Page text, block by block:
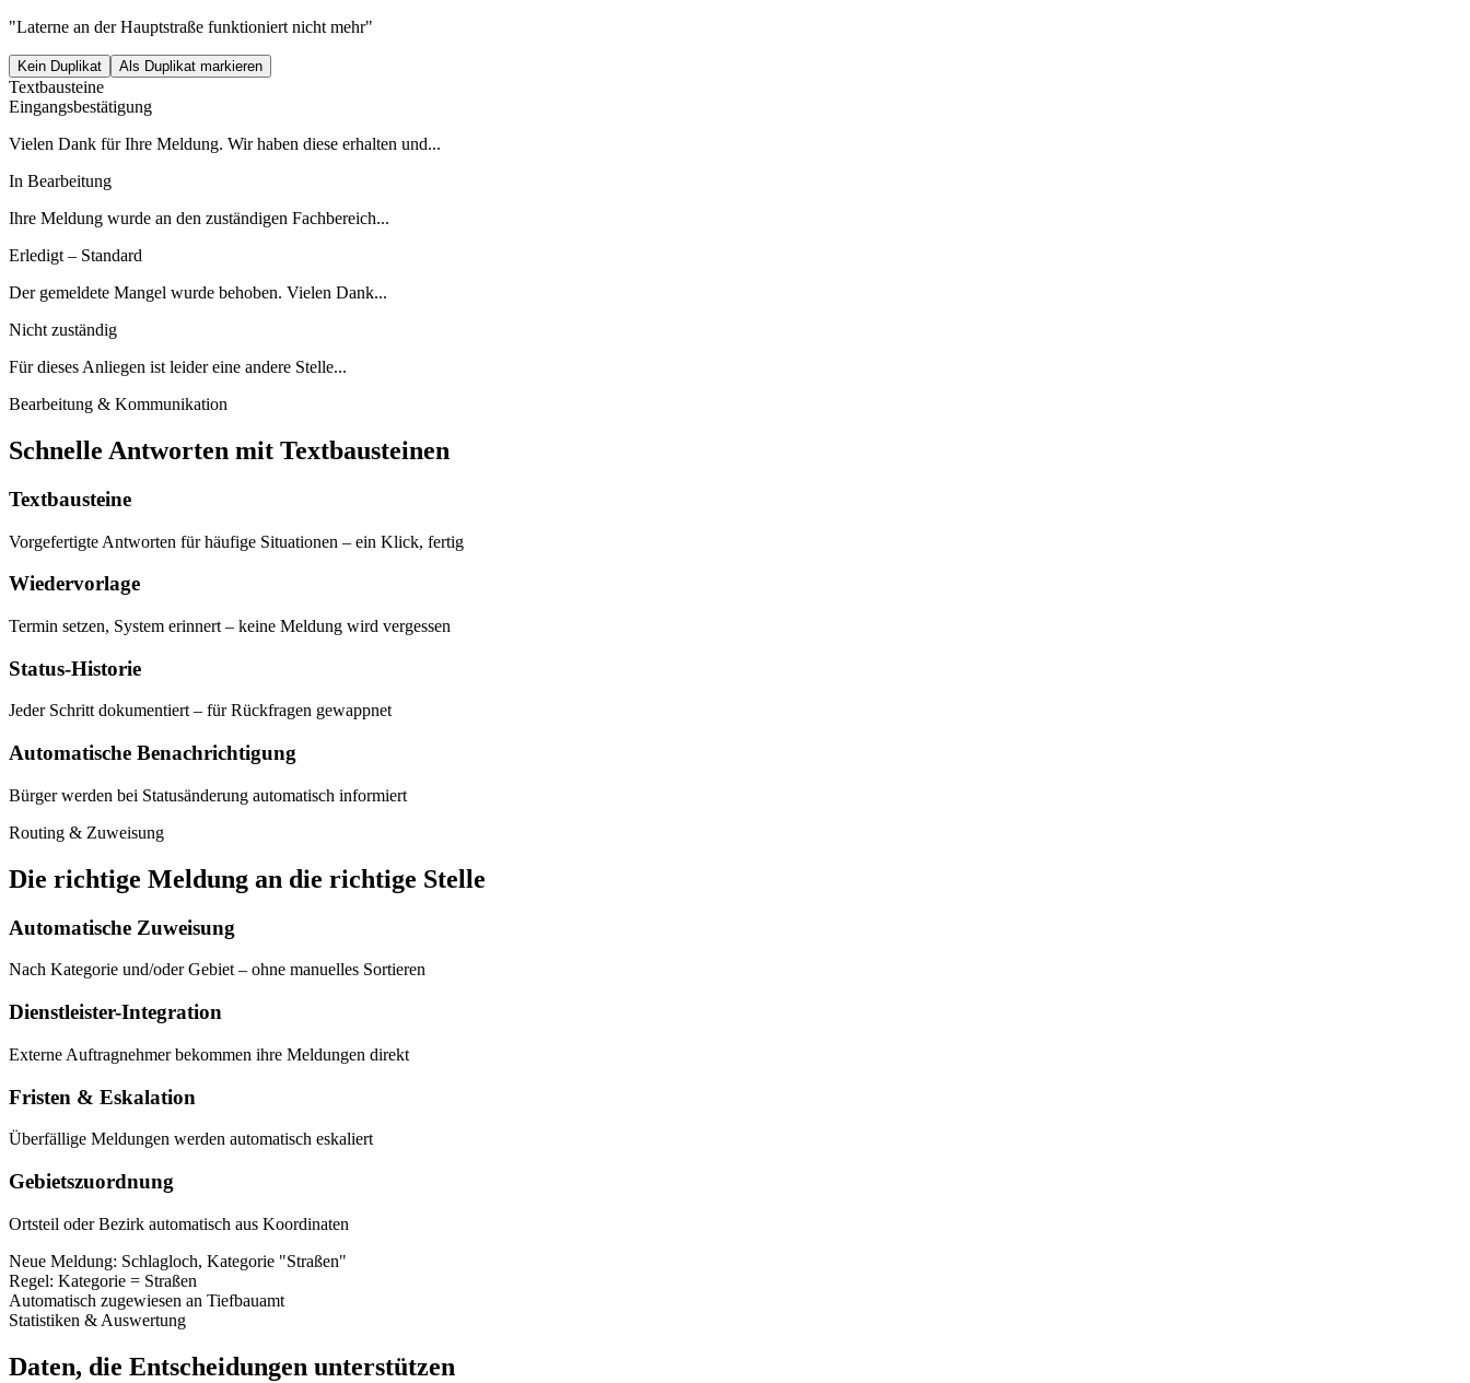
"Laterne an der Hauptstraße funktioniert nicht mehr"
Kein Duplikat Als Duplikat markieren
Textbausteine
Eingangsbestätigung
Vielen Dank für Ihre Meldung. Wir haben diese erhalten und...
In Bearbeitung
Ihre Meldung wurde an den zuständigen Fachbereich...
Erledigt – Standard
Der gemeldete Mangel wurde behoben. Vielen Dank...
Nicht zuständig
Für dieses Anliegen ist leider eine andere Stelle...
Bearbeitung & Kommunikation
Schnelle Antworten mit Textbausteinen
Textbausteine
Vorgefertigte Antworten für häufige Situationen – ein Klick, fertig
Wiedervorlage
Termin setzen, System erinnert – keine Meldung wird vergessen
Status-Historie
Jeder Schritt dokumentiert – für Rückfragen gewappnet
Automatische Benachrichtigung
Bürger werden bei Statusänderung automatisch informiert
Routing & Zuweisung
Die richtige Meldung an die richtige Stelle
Automatische Zuweisung
Nach Kategorie und/oder Gebiet – ohne manuelles Sortieren
Dienstleister-Integration
Externe Auftragnehmer bekommen ihre Meldungen direkt
Fristen & Eskalation
Überfällige Meldungen werden automatisch eskaliert
Gebietszuordnung
Ortsteil oder Bezirk automatisch aus Koordinaten
Neue Meldung: Schlagloch, Kategorie "Straßen"
Regel: Kategorie = Straßen
Automatisch zugewiesen an Tiefbauamt
Statistiken & Auswertung
Daten, die Entscheidungen unterstützen